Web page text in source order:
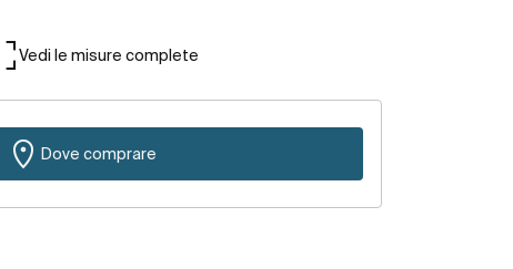
Vedi le misure complete
Dove comprare